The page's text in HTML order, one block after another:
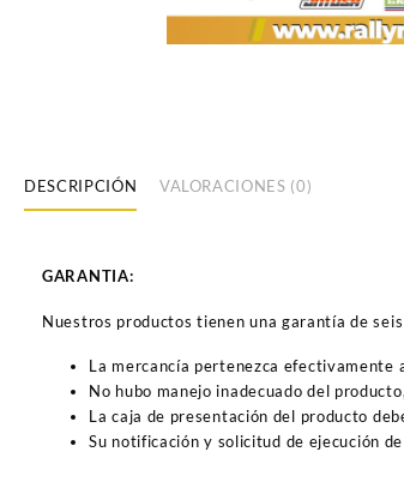
DESCRIPCIÓN VALORACIONES (0)
GARANTIA:
Nuestros productos tienen una garantía de
La mercancía pertenezca efectivamente
No hubo manejo inadecuado del
La caja de presentación del producto
Su notificación y solicitud de ejecución